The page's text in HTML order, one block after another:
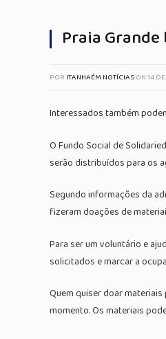
Praia
POR ITANHAÉM NOTÍCIASON14
Interessados também
O Fundo Social de
serão distribuídos para os
Segundo informações da
fizeram doações de
Para ser um voluntário e
solicitados e marcar a
Quem quiser doar
momento. Os materiais